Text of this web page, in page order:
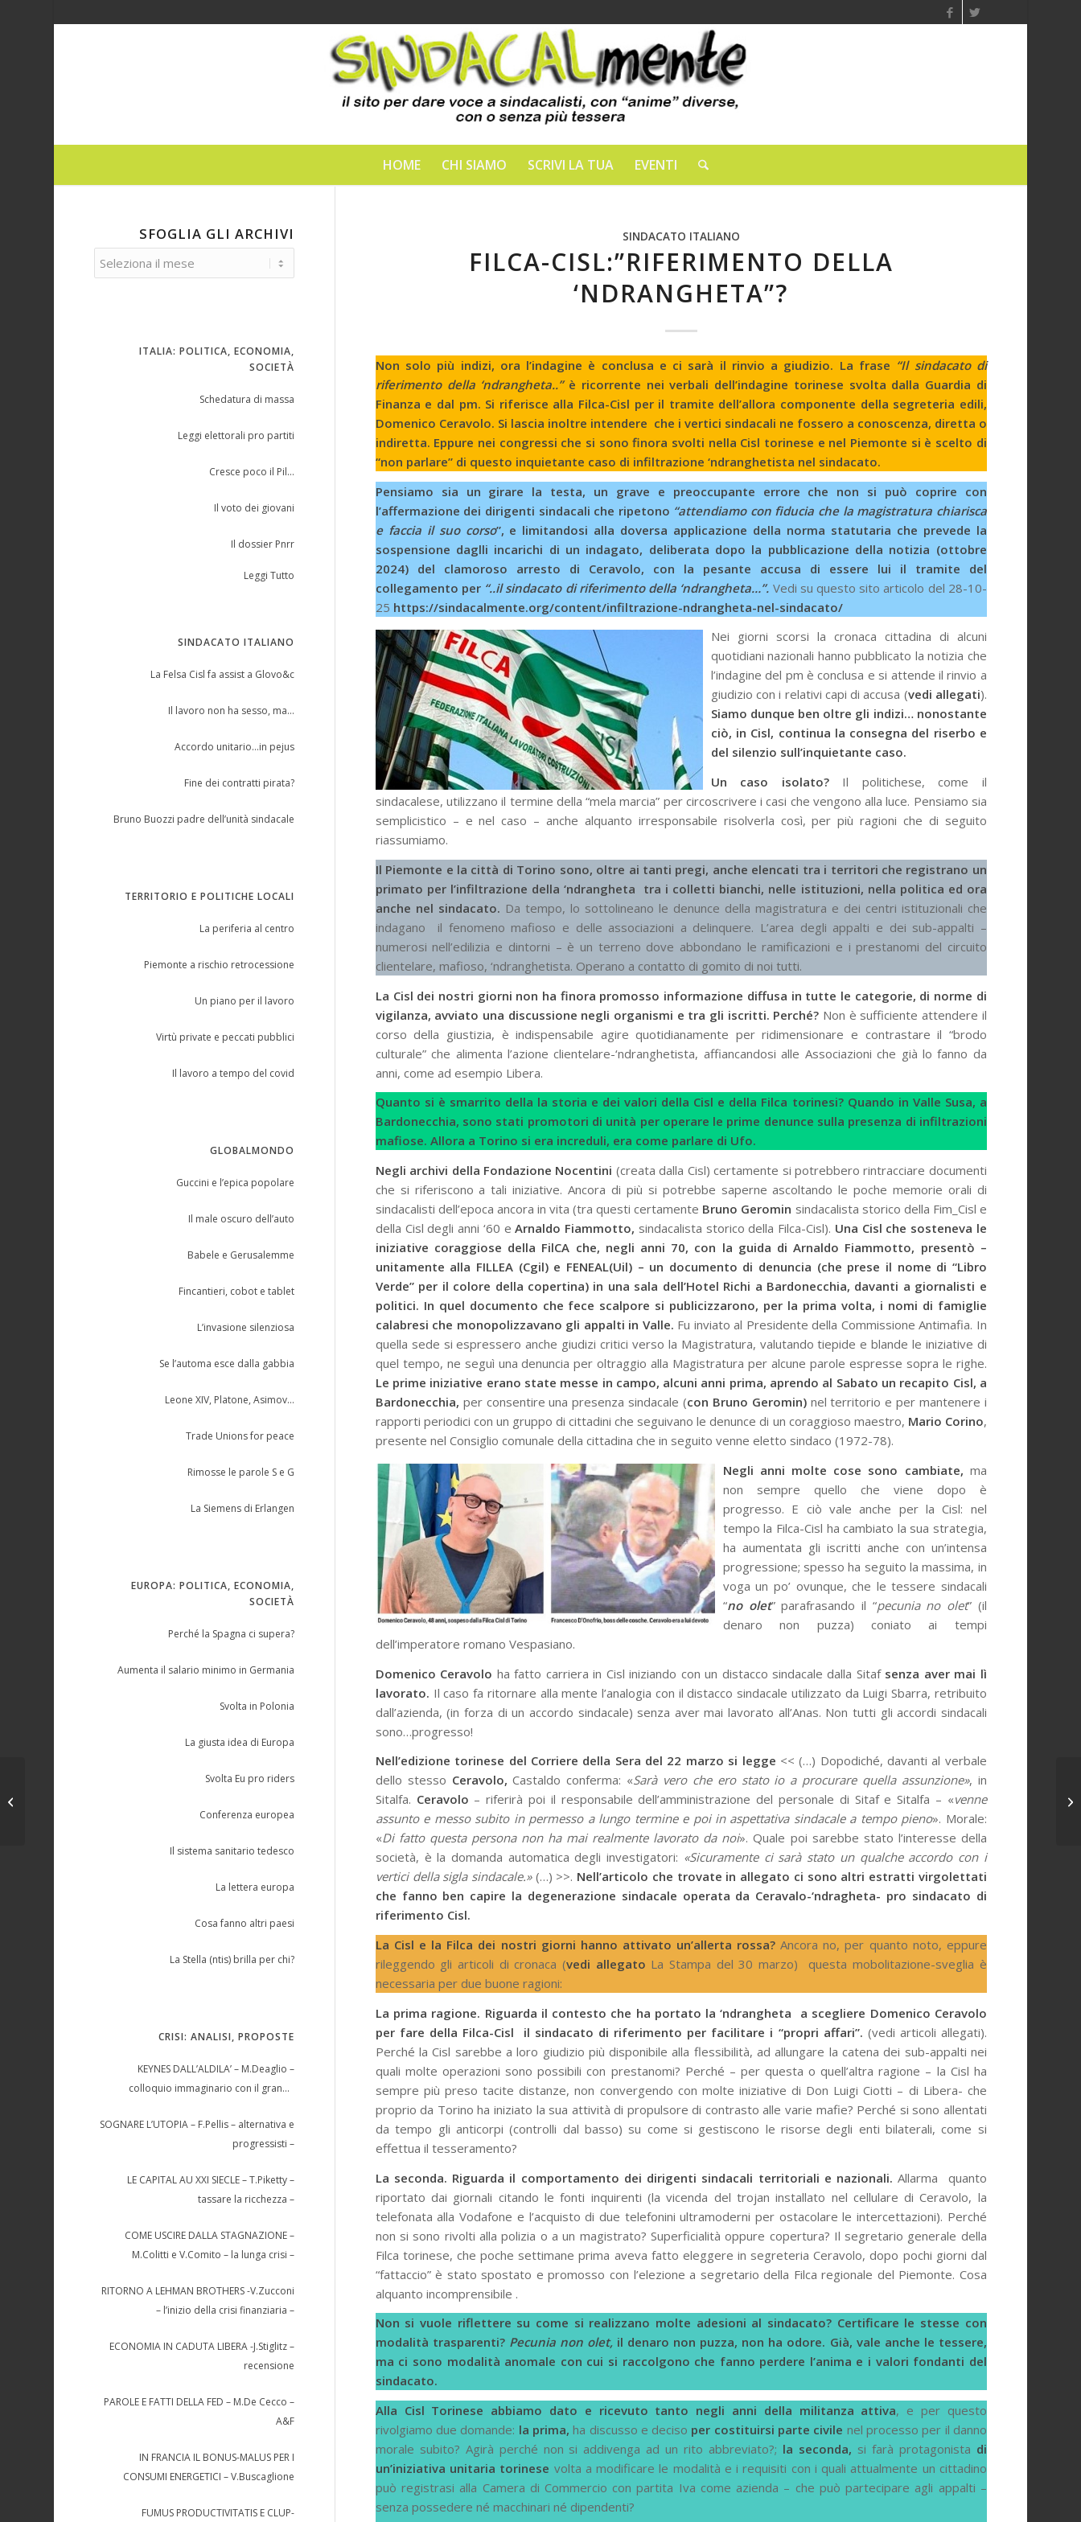
HOME CHI SIAMO SCRIVI LA TUA EVENTI
SINDACATO ITALIANO
FILCA-CISL:”RIFERIMENTO DELLA
‘NDRANGHETA”?
Non solo più indizi, ora l’indagine è conclusa e ci sarà il rinvio a giudizio. La frase “Il sindacato di
riferimento della ‘ndrangheta..”è ricorrente nei verbali dell’indagine torinese svolta dalla Guardia di
Finanza e dal pm. Si riferisce alla Filca-Cisl per il tramite dell’allora componente della segreteria edili,
Domenico Ceravolo. Si lascia inoltre intendere che i vertici sindacali ne fossero a conoscenza, diretta o
indiretta. Eppure nei congressi che si sono finora svolti nella Cisl torinese e nel Piemonte si è scelto di
“non parlare” di questo inquietante caso di infiltrazione ‘ndranghetista nel sindacato.
Pensiamo sia un girare la testa, un grave e preoccupante errore che non si può coprire con
l’affermazione dei dirigenti sindacali che ripetono “attendiamo con fiducia che la magistratura chiarisca
e faccia il suo corso”, e limitandosi alla doversa applicazione della norma statutaria che prevede la
sospensione daglli incarichi di un indagato, deliberata dopo la pubblicazione della notizia (ottobre
2024) del clamoroso arresto di Ceravolo, con la pesante accusa di essere lui il tramite del
collegamento per “..il sindacato di riferimento della ‘ndrangheta…”. Vedi su questo sito articolo del 28-10-
25 https://sindacalmente.org/content/infiltrazione-ndrangheta-nel-sindacato/
Nei giorni scorsi la cronaca cittadina di alcuni
quotidiani nazionali hanno pubblicato la notizia che
l’indagine del pm è conclusa e si attende il rinvio a
giudizio con i relativi capi di accusa (vedi allegati).
Siamo dunque ben oltre gli indizi… nonostante
ciò, in Cisl, continua la consegna del riserbo e
del silenzio sull’inquietante caso.
Un caso isolato?Il politichese, come il
sindacalese, utilizzano il termine della “mela marcia” per circoscrivere i casi che vengono alla luce. Pensiamo sia
semplicistico – e nel caso – anche alquanto irresponsabile risolverla così, per più ragioni che di seguito
riassumiamo.
Il Piemonte e la città di Torino sono, oltre ai tanti pregi, anche elencati tra i territori che registrano un
primato per l’infiltrazione della ‘ndrangheta tra i colletti bianchi, nelle istituzioni, nella politica ed ora
anche nel sindacato. Da tempo, lo sottolineano le denunce della magistratura e dei centri istituzionali che
indagano il fenomeno mafioso e delle associazioni a delinquere. L’area degli appalti e dei sub-appalti –
numerosi nell’edilizia e dintorni – è un terreno dove abbondano le ramificazioni e i prestanomi del circuito
clientelare, mafioso, ‘ndranghetista. Operano a contatto di gomito di noi tutti.
La Cisl dei nostri giorni non ha finora promosso informazione diffusa in tutte le categorie, di norme di
vigilanza, avviato una discussione negli organismi e tra gli iscritti. Perché? Non è sufficiente attendere il
corso della giustizia, è indispensabile agire quotidianamente per ridimensionare e contrastare il “brodo
culturale” che alimenta l’azione clientelare-‘ndranghetista, affiancandosi alle Associazioni che già lo fanno da
anni, come ad esempio Libera.
Quanto si è smarrito della la storia e dei valori della Cisl e della Filca torinesi? Quando in Valle Susa, a
Bardonecchia, sono stati promotori di unità per operare le prime denunce sulla presenza di infiltrazioni
mafiose. Allora a Torino si era increduli, era come parlare di Ufo.
Negli archivi della Fondazione Nocentini (creata dalla Cisl) certamente si potrebbero rintracciare documenti
che si riferiscono a tali iniziative. Ancora di più si potrebbe saperne ascoltando le poche memorie orali di
sindacalisti dell’epoca ancora in vita (tra questi certamente Bruno Geromin sindacalista storico della Fim_Cisl e
della Cisl degli anni ‘60 eArnaldo Fiammotto, sindacalista storico della Filca-Cisl). Una Cisl che sosteneva le
iniziative coraggiose della FilCA che, negli anni 70, con la guida di Arnaldo Fiammotto, presentò –
unitamente alla FILLEA (Cgil) e FENEAL(Uil) – un documento di denuncia (che prese il nome di “Libro
Verde” per il colore della copertina) in una sala dell’Hotel Richi a Bardonecchia, davanti a giornalisti e
politici. In quel documento che fece scalpore si publicizzarono, per la prima volta, i nomi di famiglie
calabresi che monopolizzavano gli appalti in Valle. Fu inviato al Presidente della Commissione Antimafia. In
quella sede si espressero anche giudizi critici verso la Magistratura, valutando tiepide e blande le iniziative di
quel tempo, ne seguì una denuncia per oltraggio alla Magistratura per alcune parole espresse sopra le righe.
Le prime iniziative erano state messe in campo, alcuni anni prima, aprendo al Sabato un recapito Cisl, a
Bardonecchia, per consentire una presenza sindacale (con Bruno Geromin)nel territorio e per mantenere i
rapporti periodici con un gruppo di cittadini che seguivano le denunce di un coraggioso maestro, Mario Corino,
presente nel Consiglio comunale della cittadina che in seguito venne eletto sindaco (1972-78).
Negli anni molte cose sono cambiate, ma
non sempre quello che viene dopo è
progresso. E ciò vale anche per la Cisl: nel
tempo la Filca-Cisl ha cambiato la sua strategia,
ha aumentata gli iscritti anche con un’intensa
progressione; spesso ha seguito la massima, in
voga un po’ ovunque, che le tessere sindacali
“no olet” parafrasando il “pecunia no olet” (il
denaro non puzza) coniato ai tempi
dell’imperatore romano Vespasiano.
Domenico Ceravolo ha fatto carriera in Cisl iniziando con un distacco sindacale dalla Sitaf senza aver mai lì
lavorato. Il caso fa ritornare alla mente l’analogia con il distacco sindacale utilizzato da Luigi Sbarra, retribuito
dall’azienda, (in forza di un accordo sindacale) senza aver mai lavorato all’Anas. Non tutti gli accordi sindacali
sono…progresso!
Nell’edizione torinese del Corriere della Sera del 22 marzo si legge << (…) Dopodiché, davanti al verbale
dello stesso Ceravolo, Castaldo conferma: «Sarà vero che ero stato io a procurare quella assunzione», in
Sitalfa. Ceravolo – riferirà poi il responsabile dell’amministrazione del personale di Sitaf e Sitalfa – «venne
assunto e messo subito in permesso a lungo termine e poi in aspettativa sindacale a tempo pieno». Morale:
«Di fatto questa persona non ha mai realmente lavorato da noi». Quale poi sarebbe stato l’interesse della
società, è la domanda automatica degli investigatori: «Sicuramente ci sarà stato un qualche accordo con i
vertici della sigla sindacale.»(…) >>. Nell’articolo che trovate in allegato ci sono altri estratti virgolettati
che fanno ben capire la degenerazione sindacale operata da Ceravalo-‘ndragheta- pro sindacato di
riferimento Cisl.
La Cisl e la Filca dei nostri giorni hanno attivato un’allerta rossa? Ancora no, per quanto noto, eppure
rileggendo gli articoli di cronaca (vedi allegato La Stampa del 30 marzo) questa mobolitazione-sveglia è
necessaria per due buone ragioni:
La prima ragione. Riguarda il contesto che ha portato la ‘ndrangheta a scegliere Domenico Ceravolo
per fare della Filca-Cisl il sindacato di riferimento per facilitare i “propri affari”. (vedi articoli allegati).
Perché la Cisl sarebbe a loro giudizio più disponibile alla flessibilità, ad allungare la catena dei sub-appalti nei
quali molte operazioni sono possibili con prestanomi? Perché – per questa o quell’altra ragione – la Cisl ha
sempre più preso tacite distanze, non convergendo con molte iniziative di Don Luigi Ciotti – di Libera- che
proprio da Torino ha iniziato la sua attività di propulsore di contrasto alle varie mafie? Perché si sono allentati
da tempo gli anticorpi (controlli dal basso) su come si gestiscono le risorse degli enti bilaterali, come si
effettua il tesseramento?
La seconda. Riguarda il comportamento dei dirigenti sindacali territoriali e nazionali.Allarma quanto
riportato dai giornali citando le fonti inquirenti (la vicenda del trojan installato nel cellulare di Ceravolo, la
telefonata alla Vodafone e l’acquisto di due telefonini ultramoderni per ostacolare le intercettazioni). Perché
non si sono rivolti alla polizia o a un magistrato? Superficialità oppure copertura? Il segretario generale della
Filca torinese, che poche settimane prima aveva fatto eleggere in segreteria Ceravolo, dopo pochi giorni dal
“fattaccio” è stato spostato e promosso con l’elezione a segretario della Filca regionale del Piemonte. Cosa
alquanto incomprensibile .
Non si vuole riflettere su come si realizzano molte adesioni al sindacato? Certificare le stesse con
modalità trasparenti? Pecunia non olet, il denaro non puzza, non ha odore. Già, vale anche le tessere,
ma ci sono modalità anomale con cui si raccolgono che fanno perdere l’anima e i valori fondanti del
sindacato.
Alla Cisl Torinese abbiamo dato e ricevuto tanto negli anni della militanza attiva, e per questo
rivolgiamo due domande: la prima, ha discusso e deciso per costituirsi parte civile nel processo per il danno
morale subito? Agirà perché non si addivenga ad un rito abbreviato?; la seconda, si farà protagonista di
un’iniziativa unitaria torinese volta a modificare le modalità e i requisiti con i quali attualmente un cittadino
può registrasi alla Camera di Commercio con partita Iva come azienda – che può partecipare agli appalti –
senza possedere né macchinari né dipendenti?
SFOGLIA GLI ARCHIVI
ITALIA: POLITICA, ECONOMIA,
SOCIETÀ
Schedatura di massa
Leggi elettorali pro partiti
Cresce poco il Pil…
Il voto dei giovani
Il dossier Pnrr
Leggi Tutto
SINDACATO ITALIANO
La Felsa Cisl fa assist a Glovo&c
Il lavoro non ha sesso, ma…
Accordo unitario…in pejus
Fine dei contratti pirata?
Bruno Buozzi padre dell’unità sindacale
TERRITORIO E POLITICHE LOCALI
La periferia al centro
Piemonte a rischio retrocessione
Un piano per il lavoro
Virtù private e peccati pubblici
Il lavoro a tempo del covid
GLOBALMONDO
Guccini e l’epica popolare
Il male oscuro dell’auto
Babele e Gerusalemme
Fincantieri, cobot e tablet
L’invasione silenziosa
Se l’automa esce dalla gabbia
Leone XIV, Platone, Asimov…
Trade Unions for peace
Rimosse le parole S e G
La Siemens di Erlangen
EUROPA: POLITICA, ECONOMIA,
SOCIETÀ
Perché la Spagna ci supera?
Aumenta il salario minimo in Germania
Svolta in Polonia
La giusta idea di Europa
Svolta Eu pro riders
Conferenza europea
Il sistema sanitario tedesco
La lettera europa
Cosa fanno altri paesi
La Stella (ntis) brilla per chi?
CRISI: ANALISI, PROPOSTE
KEYNES DALL’ALDILA’ – M.Deaglio –
colloquio immaginario con il grande
SOGNARE L’UTOPIA – F.Pellis – alternativa e
progressisti –
LE CAPITAL AU XXI SIECLE – T.Piketty –
tassare la ricchezza –
COME USCIRE DALLA STAGNAZIONE –
M.Colitti e V.Comito – la lunga crisi –
RITORNO A LEHMAN BROTHERS -V.Zucconi
– l’inizio della crisi finanziaria –
ECONOMIA IN CADUTA LIBERA -J.Stiglitz –
recensione
PAROLE E FATTI DELLA FED – M.De Cecco –
A&F
IN FRANCIA IL BONUS-MALUS PER I
CONSUMI ENERGETICI – V.Buscaglione
FUMUS PRODUCTIVITATIS E CLUP-